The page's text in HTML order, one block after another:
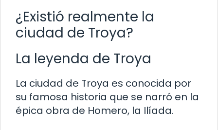
¿Existió realmente la
ciudad de Troya?
La leyenda de Troya
La ciudad de Troya es conocida por
su famosa historia que se narró en la
épica obra de Homero, la Ilíada.